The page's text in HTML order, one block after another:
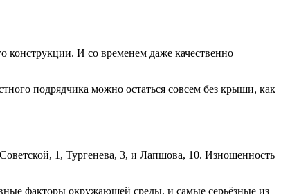
конструкции. И со временем даже качественно
подрядчика можно остаться совсем без крыши, как
1, Тургенева, 3, и Лапшова, 10. Изношенность
факторы окружающей среды, и самые серьёзные из